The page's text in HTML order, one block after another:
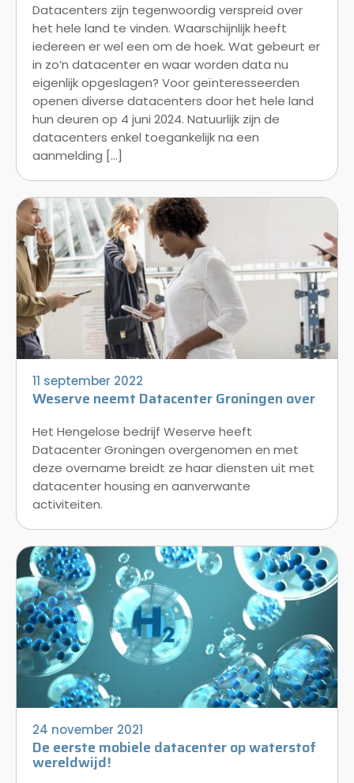
Datacenters zijn tegenwoordig verspreid over
het hele land te vinden. Waarschijnlijk heeft
iedereen er wel een om de hoek. Wat gebeurt er
in zo’n datacenter en waar worden data nu
eigenlijk opgeslagen? Voor geïnteresseerden
openen diverse datacenters door het hele land
hun deuren op 4 juni 2024. Natuurlijk zijn de
datacenters enkel toegankelijk na een
aanmelding […]
11 september 2022
Weserve neemt Datacenter Groningen over
Het Hengelose bedrijf Weserve heeft
Datacenter Groningen overgenomen en met
deze overname breidt ze haar diensten uit met
datacenter housing en aanverwante
activiteiten.
24 november 2021
De eerste mobiele datacenter op waterstof
wereldwijd!